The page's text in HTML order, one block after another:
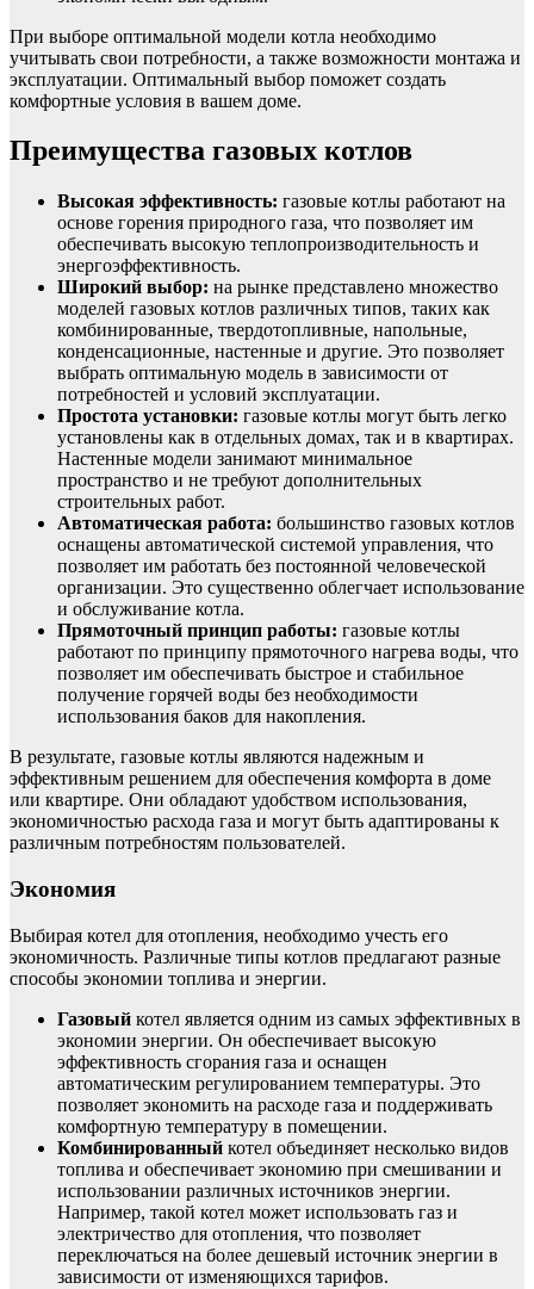
При выборе оптимальной модели котла необходимо
учитывать свои потребности, а также возможности монтажа и
эксплуатации. Оптимальный выбор поможет создать
комфортные условия в вашем доме.
Преимущества газовых котлов
Высокая эффективность: газовые котлы работают на
основе горения природного газа, что позволяет им
обеспечивать высокую теплопроизводительность и
энергоэффективность.
Широкий выбор: на рынке представлено множество
моделей газовых котлов различных типов, таких как
комбинированные, твердотопливные, напольные,
конденсационные, настенные и другие. Это позволяет
выбрать оптимальную модель в зависимости от
потребностей и условий эксплуатации.
Простота установки: газовые котлы могут быть легко
установлены как в отдельных домах, так и в квартирах.
Настенные модели занимают минимальное
пространство и не требуют дополнительных
строительных работ.
Автоматическая работа: большинство газовых котлов
оснащены автоматической системой управления, что
позволяет им работать без постоянной человеческой
организации. Это существенно облегчает использование
и обслуживание котла.
Прямоточный принцип работы: газовые котлы
работают по принципу прямоточного нагрева воды, что
позволяет им обеспечивать быстрое и стабильное
получение горячей воды без необходимости
использования баков для накопления.
В результате, газовые котлы являются надежным и
эффективным решением для обеспечения комфорта в доме
или квартире. Они обладают удобством использования,
экономичностью расхода газа и могут быть адаптированы к
различным потребностям пользователей.
Экономия
Выбирая котел для отопления, необходимо учесть его
экономичность. Различные типы котлов предлагают разные
способы экономии топлива и энергии.
Газовый котел является одним из самых эффективных в
экономии энергии. Он обеспечивает высокую
эффективность сгорания газа и оснащен
автоматическим регулированием температуры. Это
позволяет экономить на расходе газа и поддерживать
комфортную температуру в помещении.
Комбинированный котел объединяет несколько видов
топлива и обеспечивает экономию при смешивании и
использовании различных источников энергии.
Например, такой котел может использовать газ и
электричество для отопления, что позволяет
переключаться на более дешевый источник энергии в
зависимости от изменяющихся тарифов.